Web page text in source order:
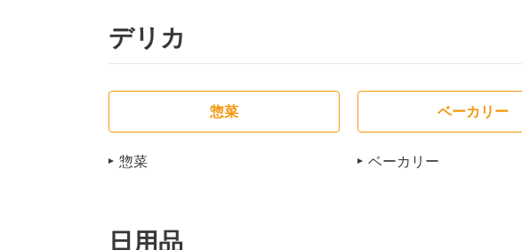
デリカ
惣菜
惣菜
ベーカリー
ベーカリー
日用品